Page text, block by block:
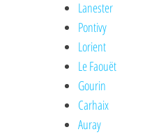
Lanester
Pontivy
Lorient
Le Faouët
Gourin
Carhaix
Auray